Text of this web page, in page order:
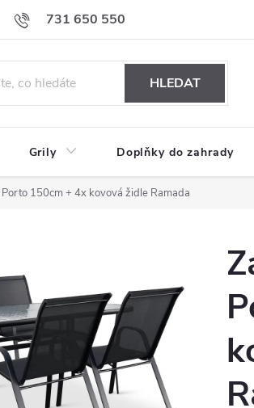
731 650 550
Podmínky ochrany osobních údajů
HLEDAT
Grily Doplňky do zahrady
150cm + 4x kovová židle Ramada